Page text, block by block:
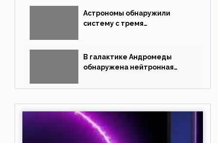
Астрономы обнаружили
систему с тремя
В галактике Андромеды
обнаружена нейтронная